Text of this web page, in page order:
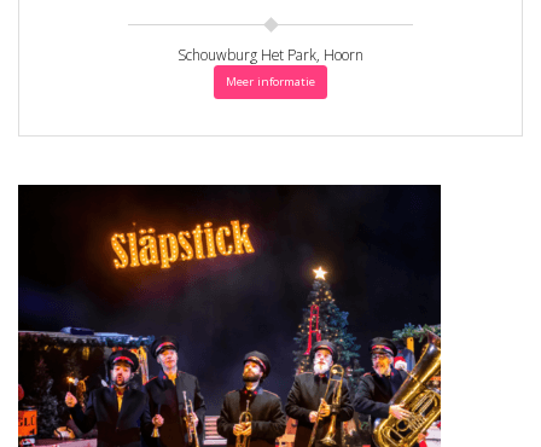
Schouwburg Het Park, Hoorn
Meer informatie